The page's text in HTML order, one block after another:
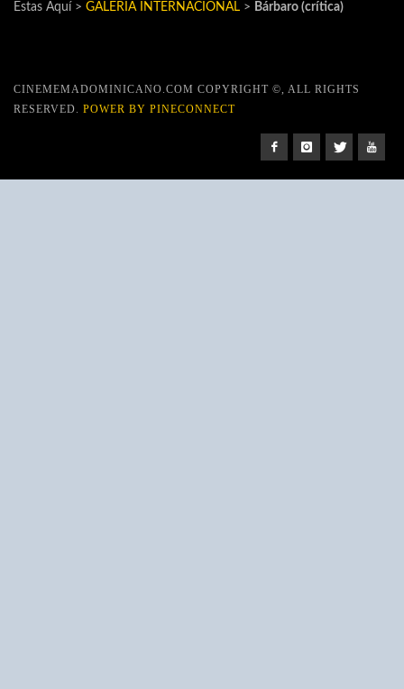
Estas Aquí > GALERÍA INTERNACIONAL > Bárbaro (crítica)
CINEMEMADOMINICANO.COM COPYRIGHT ©, ALL RIGHTS
RESERVED. POWER BY PINECONNECT